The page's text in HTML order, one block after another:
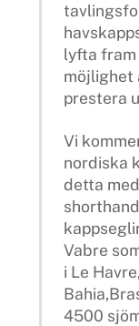
lyfta fram
möjlighet
prestera
Vi
nordiska
detta
Vabre
i Le
4500